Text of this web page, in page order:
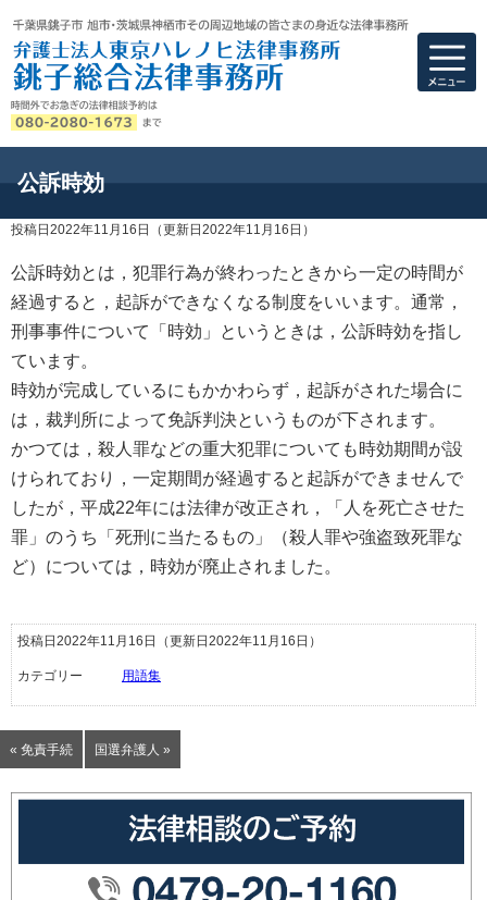
弁護士法人東京
公訴時効
投稿日2022年11月16日 （更新日2022年11月16日）
公訴時効とは，犯罪行為が終わったときから一定の時間が
経過すると，起訴ができなくなる制度をいいます。通常，
刑事事件について「時効」というときは，公訴時効を指し
ています。
時効が完成しているにもかかわらず，起訴がされた場合に
は，裁判所によって免訴判決というものが下されます。
かつては，殺人罪などの重大犯罪についても時効期間が設
けられており，一定期間が経過すると起訴ができませんで
したが，平成22年には法律が改正され，「人を死亡させた
罪」のうち「死刑に当たるもの」（殺人罪や強盗致死罪な
ど）については，時効が廃止されました。
投稿日2022年11月16日 （更新日2022年11月16日）
カテゴリー 用語集
« 免責手続 国選弁護人 »